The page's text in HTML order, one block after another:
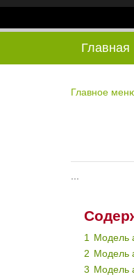
Наверх
Главная
Главное
1
Модель
2 Модель
3 Модель